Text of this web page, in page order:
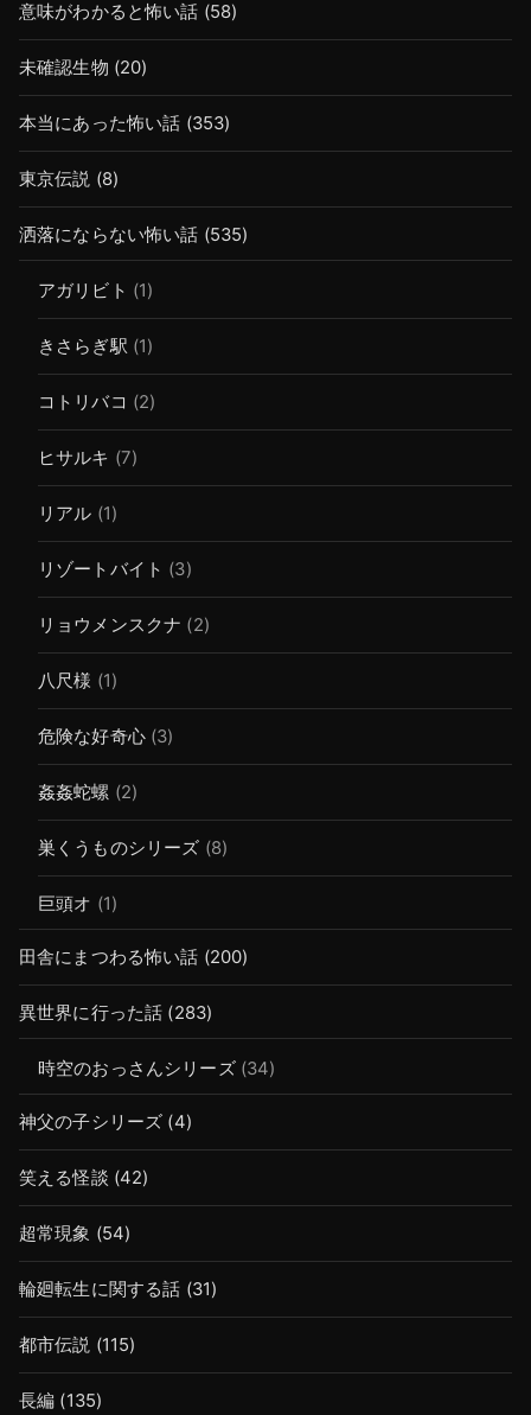
意味がわかると怖い話 (58)
未確認生物 (20)
本当にあった怖い話 (353)
東京伝説 (8)
洒落にならない怖い話 (535)
アガリビト (1)
きさらぎ駅 (1)
コトリバコ (2)
ヒサルキ (7)
リアル (1)
リゾートバイト (3)
リョウメンスクナ (2)
八尺様 (1)
危険な好奇心(3)
姦姦蛇螺 (2)
巣くうものシリーズ (8)
巨頭オ (1)
田舎にまつわる怖い話 (200)
異世界に行った話 (283)
時空のおっさんシリーズ(34)
神父の子シリーズ (4)
笑える怪談 (42)
超常現象 (54)
輪廻転生に関する話 (31)
都市伝説 (115)
長編 (135)